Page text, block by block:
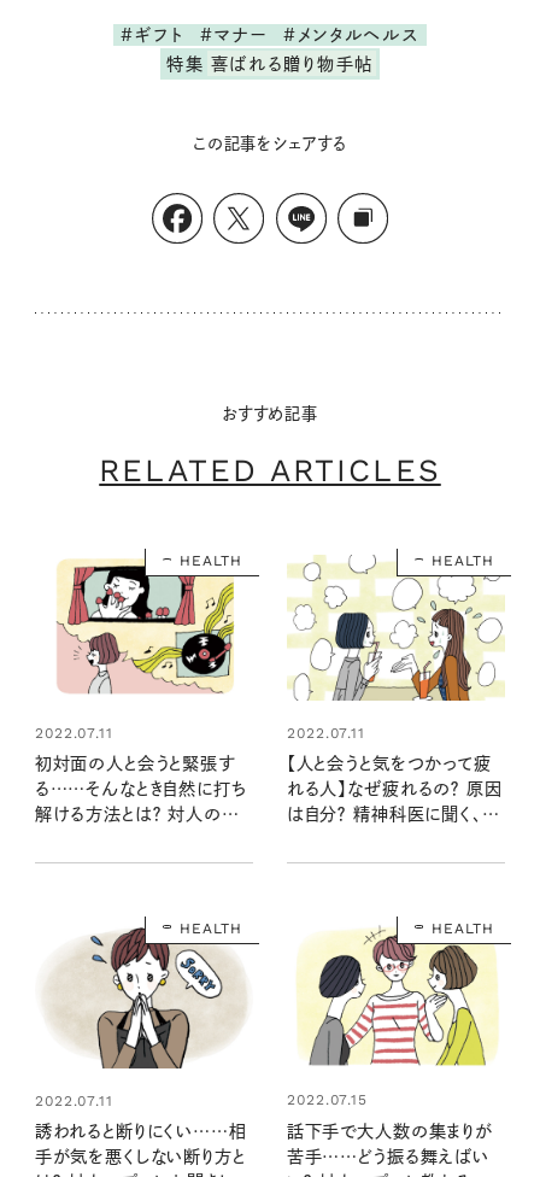
#ギフト #マナー
#メンタルヘルス
特集 喜ばれる贈り物手帖
この記事をシェアする
おすすめ記事
RELATED ARTICLES
HEALTH
2022.07.11
初対面の人と会うと緊張す
る……そんなとき自然に打ち
解ける方法とは？ 対人のプ
HEALTH
2022.07.11
【人と会うと気をつかって疲
れる人】なぜ疲れるの？ 原因
は自分？ 精神科医に聞く、会
かいとは
HEALTH
2022.07.11
誘われると断りにくい……相
手が気を悪くしない断り方と
HEALTH
2022.07.15
話下手で大人数の集まりが
苦手……どう振る舞えばい